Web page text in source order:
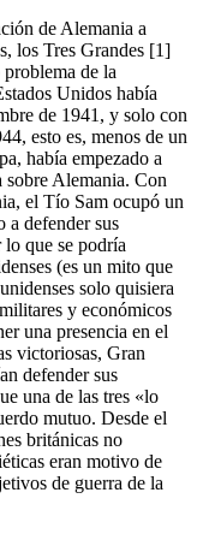
de Alemania a
los Tres Grandes [1]
de la
Unidos había
de 1941, y solo con
esto es, menos de un
había empezado a
Alemania. Con
el Tío Sam ocupó un
a defender sus
que se podría
(es un mito que
solo quisiera
y económicos
una presencia en el
victoriosas, Gran
defender sus
una de las tres «lo
mutuo. Desde el
británicas no
eran motivo de
de guerra de la